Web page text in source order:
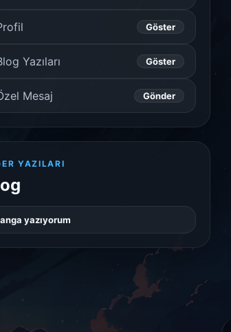
Göster
Yazıları Göster
Mesaj Gönder
YAZILARI
yazıyorum